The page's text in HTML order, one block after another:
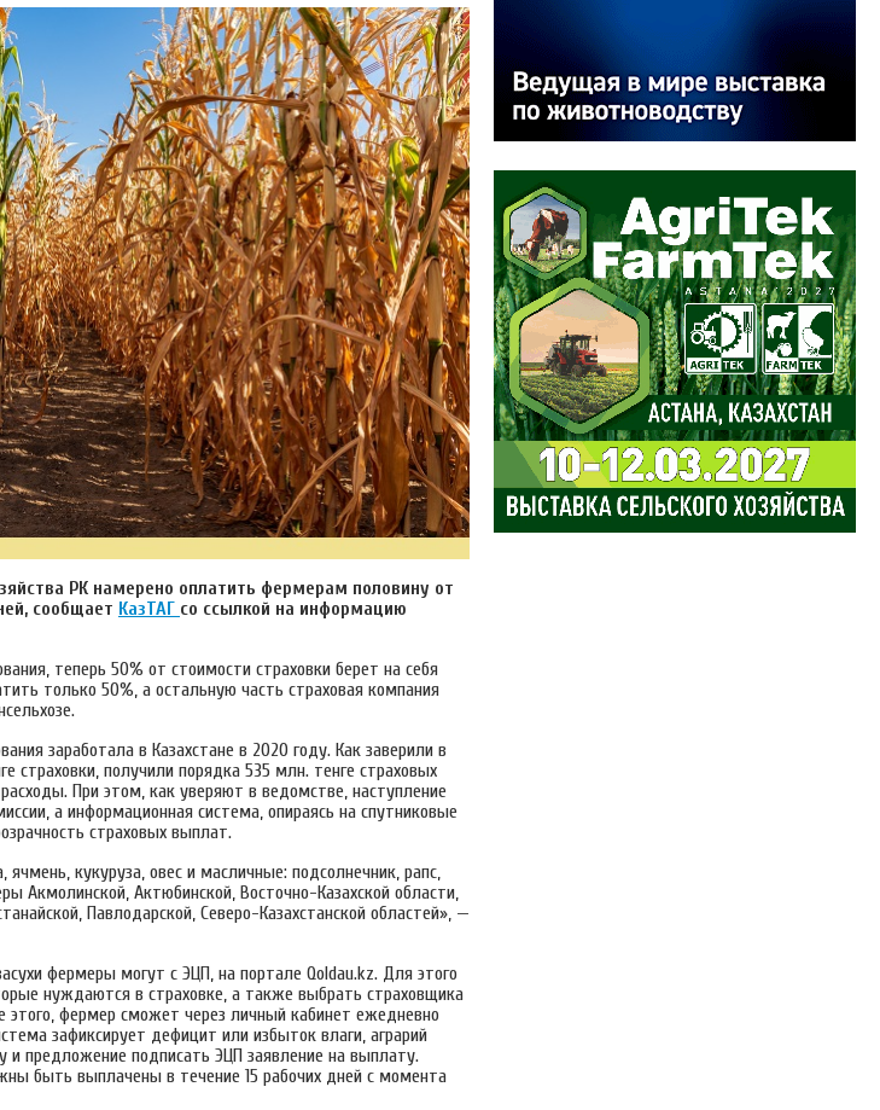
РК намерено оплатить фермерам половину от
сообщает КазТАГ со ссылкой на информацию
теперь 50% от стоимости страховки берет на себя
только 50%, а остальную часть страховая компания
заработала в Казахстане в 2020 году. Как заверили в
страховки, получили порядка 535 млн. тенге страховых
При этом, как уверяют в ведомстве, наступление
а информационная система, опираясь на спутниковые
страховых выплат.
кукуруза, овес и масличные: подсолнечник, рапс,
Акмолинской, Актюбинской, Восточно-Казахской области,
Павлодарской, Северо-Казахстанской областей», —
фермеры могут с ЭЦП, на портале Qoldau.kz. Для этого
нуждаются в страховке, а также выбрать страховщика
этого, фермер сможет через личный кабинет ежедневно
зафиксирует дефицит или избыток влаги, аграрий
и предложение подписать ЭЦП заявление на выплату.
быть выплачены в течение 15 рабочих дней с момента